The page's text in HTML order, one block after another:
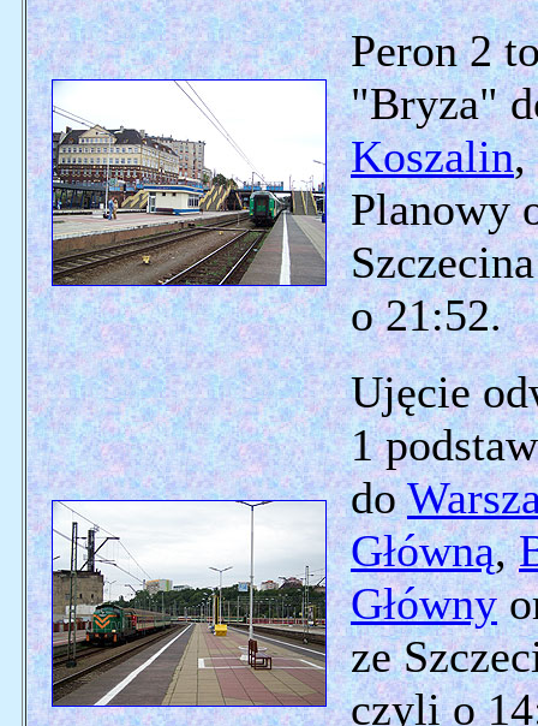
Peron 2
"Bryza"
Koszalin,
Planowy
o 21:52.
Ujęcie
1
do
Główną,
Główny
ze
czyli o